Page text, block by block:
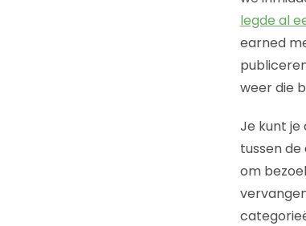
legde al
earned
weer die
Je kunt je
tussen
om